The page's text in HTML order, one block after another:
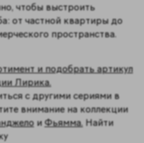
чтобы выстроить
от частной квартиры до
пространства.
и подобрать артикул
Лирика.
с другими сериями в
внимание на коллекции
и Фьямма.Найти